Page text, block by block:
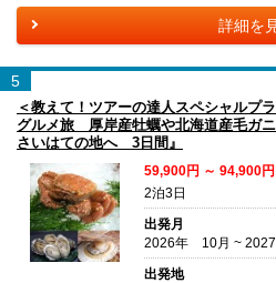
詳細を
5
＜教えて！ツアーの達人スペシャルプ
グルメ旅 厚岸産牡蠣や北海道産毛ガ
さいはての地へ 3日間』
59,900円 ～ 94,900円
2泊3日
出発月
2026年 10月 ~
出発地